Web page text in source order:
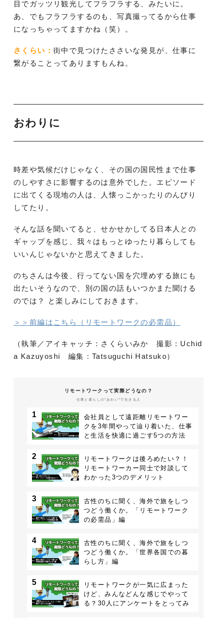
目でガッツリ観光してフラフラする、みたいに。
あ、でもフラフラするのも、写真撮ってるから仕事
になっちゃってますかね（笑）。
さくらい： 街中で見つけたささいな発見が、仕事に
繋がることってありますもんね。
おわりに
時差や気候だけじゃなく、その国の国民性まで仕事
のしやすさに影響するのは意外でした。エピソード
に出てくる現地の人は、人懐っこかったりのんびり
してたり。
そんな話を聞いてると、せかせかしてる日本人との
ギャップを感じ、我々はもっとゆったり暮らしても
いいんじゃないかと思えてきました。
のちさんは今後、行ってない国を穴埋めする旅にも
出たいそうなので、別の国の話もいつかまた聞ける
のでは？ と楽しみにしておきます。
＞＞前編はこちら（リモートワークの必需品）
（執筆／アイキャッチ：さくらいみか 撮影：Uchid
a Kazuyoshi 編集：Tatsuguchi Hatsuko）
リモートワークって実際どうなの？
仕事と暮らしの”あわい”で生きる人
1
会社員として遠距離リモートワー
クを3年間やって辿り着いた、仕事
と生活を快適に過ごす5つの方法
2
リモートワークは後ろめたい？！
リモートワーカー同士で対談して
わかった3つのデメリット
3
古性のちに聞く、海外で旅をしつ
つどう働くか。「リモートワーク
の必需品」編
4
古性のちに聞く、海外で旅をしつ
つどう働くか。「世界各国での暮
らし方」編
5
リモートワークが一気に広まった
けど、みんなどんな感じでやって
る？30人にアンケートをとってみ